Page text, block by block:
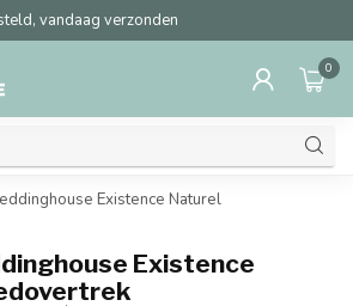
vandaag verzonden
0
Existence Naturel
Existence